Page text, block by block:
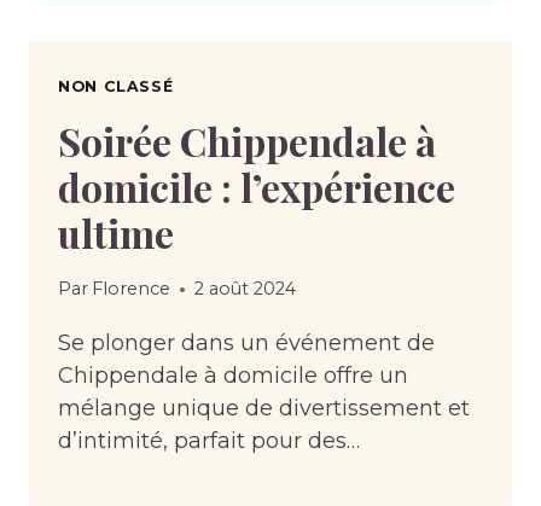
NON CLASSÉ
Soirée Chippendale à
domicile : l’expérience
ultime
Par Florence 2 août 2024
Se plonger dans un événement de
Chippendale à domicile offre un
mélange unique de divertissement et
d’intimité, parfait pour des…